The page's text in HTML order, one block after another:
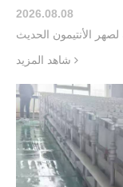
2026.08.08
لصهر الأنتيمون الحديث